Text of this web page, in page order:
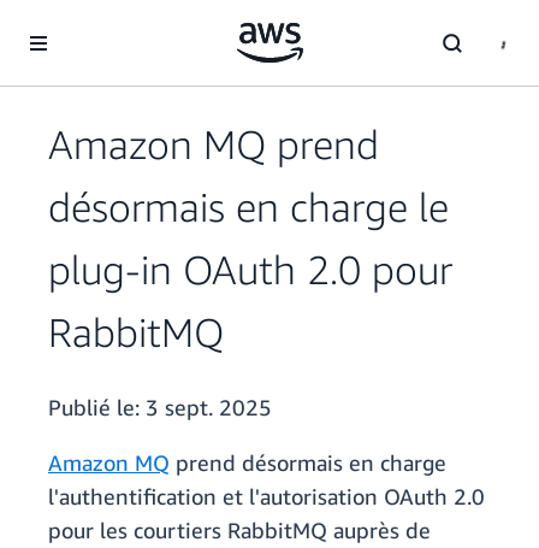
Amazon MQ prend
désormais en charge le
plug-in OAuth 2.0 pour
RabbitMQ
Publié le: 3 sept. 2025
Amazon MQ prend désormais en charge
l'authentification et l'autorisation OAuth 2.0
pour les courtiers RabbitMQ auprès de